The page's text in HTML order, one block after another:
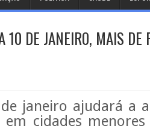
10 DE JANEIR0, MAIS DE
janeiro ajudará a
cidades